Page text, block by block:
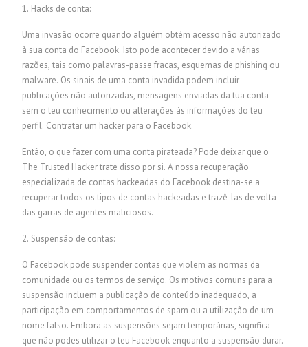
1. Hacks de conta:
Uma invasão ocorre quando alguém obtém acesso não autorizado
à sua conta do Facebook. Isto pode acontecer devido a várias
razões, tais como palavras-passe fracas, esquemas de phishing ou
malware. Os sinais de uma conta invadida podem incluir
publicações não autorizadas, mensagens enviadas da tua conta
sem o teu conhecimento ou alterações às informações do teu
perfil. Contratar um hacker para o Facebook.
Então, o que fazer com uma conta pirateada? Pode deixar que o
The Trusted Hacker trate disso por si. A nossa recuperação
especializada de contas hackeadas do Facebook destina-se a
recuperar todos os tipos de contas hackeadas e trazê-las de volta
das garras de agentes maliciosos.
2. Suspensão de contas:
O Facebook pode suspender contas que violem as normas da
comunidade ou os termos de serviço. Os motivos comuns para a
suspensão incluem a publicação de conteúdo inadequado, a
participação em comportamentos de spam ou a utilização de um
nome falso. Embora as suspensões sejam temporárias, significa
que não podes utilizar o teu Facebook enquanto a suspensão durar.